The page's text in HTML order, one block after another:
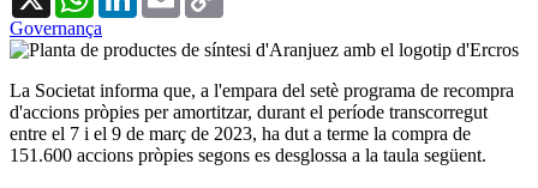
Governança
La Societat informa que, a l'empara del setè programa de recompra
d'accions pròpies per amortitzar, durant el període transcorregut
entre el 7 i el 9 de març de 2023, ha dut a terme la compra de
151.600 accions pròpies segons es desglossa a la taula següent.